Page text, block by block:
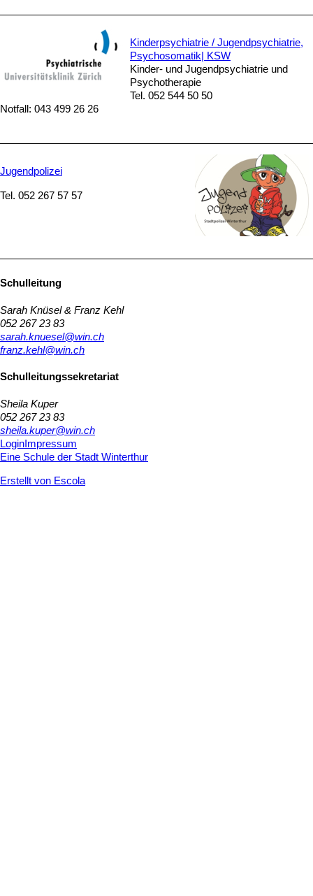
Kinderpsychiatrie / Jugendpsychiatrie,
Psychosomatik| KSW
Kinder- und Jugendpsychiatrie und
Psychotherapie
Tel. 052 544 50 50
Notfall: 043 499 26 26
Jugendpolizei
Tel. 052 267 57 57
Schulleitung
Sarah Knüsel & Franz Kehl
052 267 23 83
sarah.knuesel@win.ch
franz.kehl@win.ch
Schulleitungssekretariat
Sheila Kuper
052 267 23 83
sheila.kuper@win.ch
Login Impressum
Eine Schule der Stadt Winterthur
Erstellt von Escola